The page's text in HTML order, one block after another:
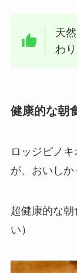
天
わ
健康的な朝
ロッジピノ
が、おいしか
超健康的な
い）